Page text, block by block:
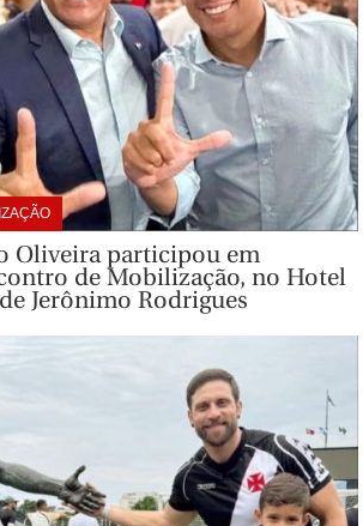
Oliveira participou em
de Mobilização, no Hotel
Jerônimo Rodrigues